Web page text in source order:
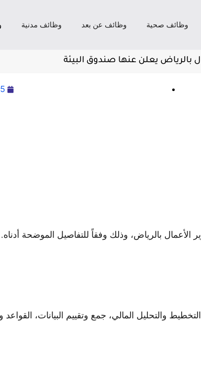
وظائف صحية وظائف عن بعد وظائف مدنية
يعلن عنها صندوق البيئة
بالرياض، وذلك وفقاً للتفاصيل الموضحة أدناه.
والتحليل المالي، جمع وتقييم البيانات، القواعد